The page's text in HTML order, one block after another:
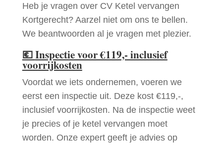
Heb je vragen over CV Ketel vervangen
Kortgerecht? Aarzel niet om ons te bellen.
We beantwoorden al je vragen met plezier.
💶Inspectie voor €119,- inclusief
voorrijkosten
Voordat we iets ondernemen, voeren we
eerst een inspectie uit. Deze kost €119,-,
inclusief voorrijkosten. Na de inspectie weet
je precies of je ketel vervangen moet
worden. Onze expert geeft je advies op